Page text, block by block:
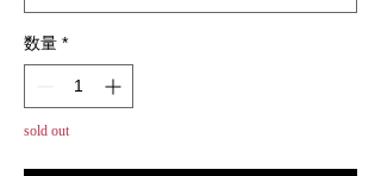
数量 *
sold out